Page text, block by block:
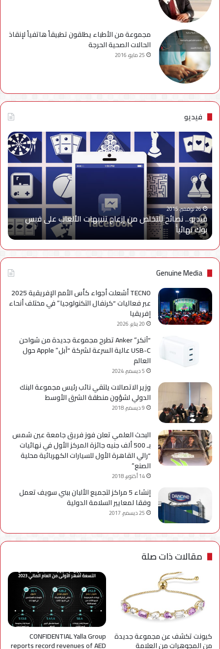
مجموعة من الأطباء يطلقون تطبيقاً هاتفياً لإنقاذ
الحالات الصحية الحرجة
25 مايو، 2016
فيديو
فيديو..
نصائح
للتخلص
من
إزعاج
تنبيهات
الألعاب
على
فيس
بوك
نهائياًَ
26 نوفمبر، 2015
فيديو.. نصائح للتخلص من إزعاج تنبيهات الألعاب على فيس
بوك نهائياًَ
Genuine Media
TECNO أشعلت أجواء كأس الأمم الإفريقية 2025
عبر فعاليات “كرنفال التكنولوجيا” في مختلف أنحاء
إفريقيا
20 يناير، 2026
“آنكر” Anker تطرح مجموعة جديدة من شواحن
USB-C عالية السرعة لشركة “آبل” Apple حول
العالم
5 ديسمبر، 2024
وزير الاتصالات يلتقي نائب رئيس مجموعة البنك
الدولي لشؤون منطقة الشرق الأوسط
9 ديسمبر، 2018
البحث العلمي تعلن فوز فريق جامعة عين شمس
بـ 500 ألف جنيه جائزة المركز الأول في نهائيات
“رالي القاهرة الأول للسيارات الكهربائية محلية
الصنع”
14 أكتوبر، 2018
إنشاء 5 مراكز لتجميع الألبان ببني سويف تعمل
وفقا لمعايير السلامة الدولية
25 ديسمبر، 2017
مقالات ذات صلة
كيونت تكشف عن مجموعة جديدة
من المجوهرات من العلامة
CONFIDENTIAL Yalla Group
reports record revenues of AED